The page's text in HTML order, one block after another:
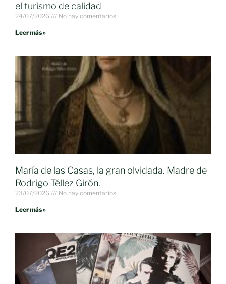
el turismo de calidad
24/07/2026 No hay comentarios
Leer más »
María de las Casas, la gran olvidada. Madre de
Rodrigo Téllez Girón.
23/07/2026 No hay comentarios
Leer más »